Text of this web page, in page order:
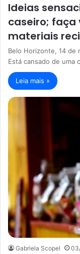
Ideias
caseiro; faça
materiais
Belo Horizonte, 14 de
Está cansado de uma
Leia mais »
Gabriela Scopel